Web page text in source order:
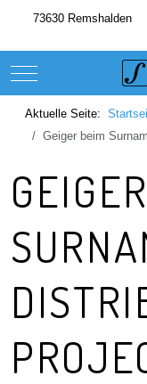
73630 Remshalden
Mobile Menu Toggle
Aktuelle Seite:
Geiger beim